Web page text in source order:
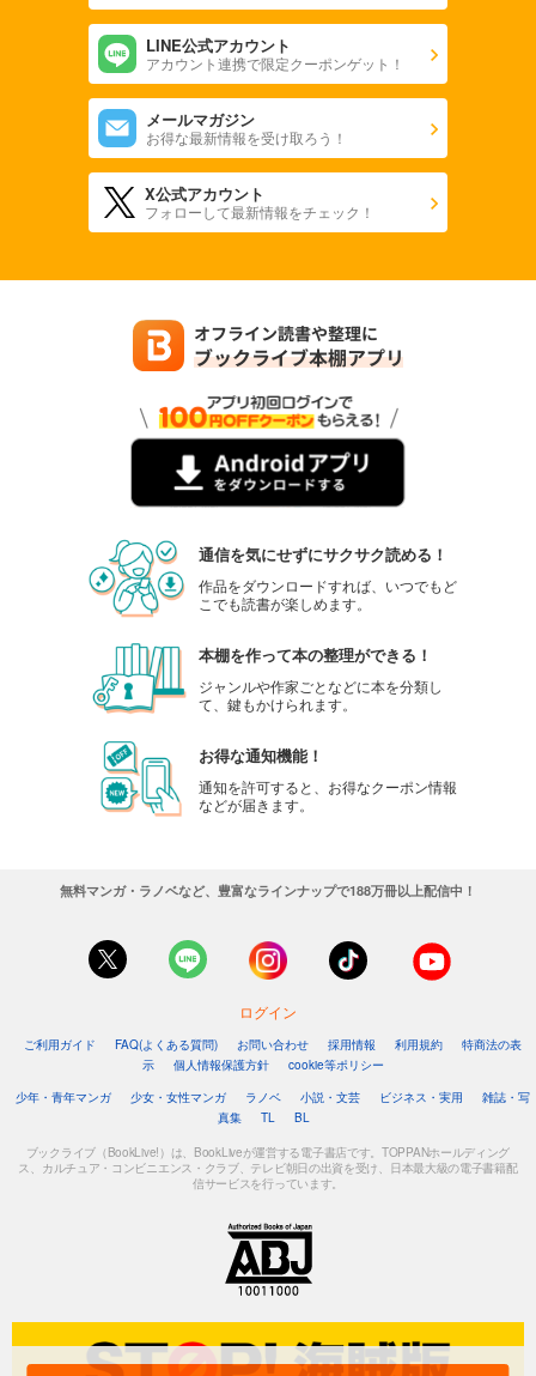
LINE公式アカウント
アカウント連携で限定クーポンゲット！
メールマガジン
お得な最新情報を受け取ろう！
X公式アカウント
フォローして最新情報をチェック！
通信を気にせずにサクサク読める！
作品をダウンロードすれば、いつでもど
こでも読書が楽しめます。
本棚を作って本の整理ができる！
ジャンルや作家ごとなどに本を分類し
て、鍵もかけられます。
お得な通知機能！
通知を許可すると、お得なクーポン情報
などが届きます。
無料マンガ・ラノベなど、豊富なラインナップで188万冊以上配信中！
ログイン
ご利用ガイド FAQ(よくある質問) お問い合わせ 採用情報 利用規約
特商法の表
示
個人情報保護方針
cookie等ポリシー
少年・青年マンガ
少女・女性マンガ ラノベ 小説・文芸 ビジネス・実用
雑誌・写
真集
TL BL
ブックライブ（BookLive!）は、BookLiveが運営する電子書店です。TOPPANホールディング
ス、カルチュア・コンビニエンス・クラブ、テレビ朝日の出資を受け、日本最大級の電子書籍配
信サービスを行っています。